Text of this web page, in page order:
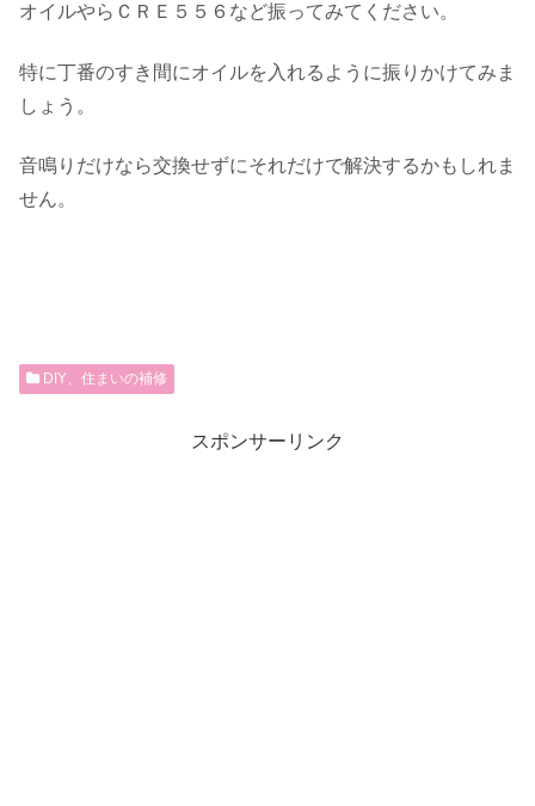
オイルやらＣＲＥ５５６など振ってみてください。
特に丁番のすき間にオイルを入れるように振りかけてみま
しょう。
音鳴りだけなら交換せずにそれだけで解決するかもしれま
せん。
DIY、住まいの補修
スポンサーリンク